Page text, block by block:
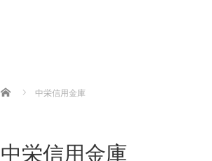
Home 中栄信用金庫
中栄信用金庫